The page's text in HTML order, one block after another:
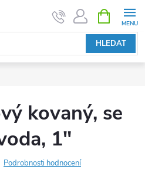
HLEDAT
NÁKUPNÍ
KOŠÍK
kovaný, se
1"
Podrobnosti hodnocení